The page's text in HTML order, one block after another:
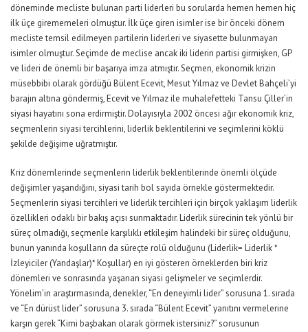
döneminde mecliste bulunan parti liderleri bu sorularda hemen hemen hiç
ilk üçe girememeleri olmuştur. İlk üçe giren isimler ise bir önceki dönem
mecliste temsil edilmeyen partilerin liderleri ve siyasette bulunmayan
isimler olmuştur. Seçimde de meclise ancak iki liderin partisi girmişken, GP
ve lideri de önemli bir başarıya imza atmıştır. Seçmen, ekonomik krizin
müsebbibi olarak gördüğü Bülent Ecevit, Mesut Yılmaz ve Devlet Bahçeli’yi
barajın altına göndermiş, Ecevit ve Yılmaz ile muhalefetteki Tansu Çiller’in
siyasi hayatını sona erdirmiştir. Dolayısıyla 2002 öncesi ağır ekonomik kriz,
seçmenlerin siyasi tercihlerini, liderlik beklentilerini ve seçimlerini köklü
şekilde değişime uğratmıştır.
Kriz dönemlerinde seçmenlerin liderlik beklentilerinde önemli ölçüde
değişimler yaşandığını, siyasi tarih bol sayıda örnekle göstermektedir.
Seçmenlerin siyasi tercihleri ve liderlik tercihleri için birçok yaklaşım liderlik
özellikleri odaklı bir bakış açısı sunmaktadır. Liderlik sürecinin tek yönlü bir
süreç olmadığı, seçmenle karşılıklı etkileşim halindeki bir süreç olduğunu,
bunun yanında koşulların da süreçte rolü olduğunu (Liderlik= Liderlik *
İzleyiciler (Yandaşlar)* Koşullar) en iyi gösteren örneklerden biri kriz
dönemleri ve sonrasında yaşanan siyasi gelişmeler ve seçimlerdir.
Yönelim’in araştırmasında, denekler, “En deneyimli lider” sorusuna 1. sırada
ve “En dürüst lider” sorusuna 3. sırada “Bülent Ecevit” yanıtını vermelerine
karşın gerek “Kimi başbakan olarak görmek istersiniz?” sorusunun